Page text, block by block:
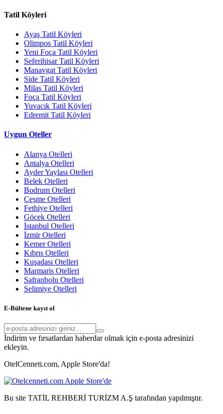
Tatil Köyleri
Ayaş Tatil Köyleri
Olimpos Tatil Köyleri
Yeni Foça Tatil Köyleri
Seferihisar Tatil Köyleri
Manavgat Tatil Köyleri
Side Tatil Köyleri
Milas Tatil Köyleri
Foça Tatil Köyleri
Yuvacık Tatil Köyleri
Edremit Tatil Köyleri
Uygun Oteller
Alanya Otelleri
Antalya Otelleri
Ayder Yaylası Otelleri
Belek Otelleri
Bodrum Otelleri
Çeşme Otelleri
Fethiye Otelleri
Göcek Otelleri
İstanbul Otelleri
İzmir Otelleri
Kemer Otelleri
Kıbrıs Otelleri
Kuşadası Otelleri
Marmaris Otelleri
Safranbolu Otelleri
Selimiye Otelleri
E-Bültene kayıt ol
İndirim ve fırsatlardan haberdar olmak için e-posta adresinizi
ekleyin.
OtelCenneti.com, Apple Store'da!
Bu site TATİL REHBERİ TURİZM A.Ş tarafından yapılmıştır.